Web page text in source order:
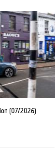
(07/2026)